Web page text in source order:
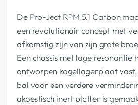
De Pro-Ject RPM 5.1 Carbon
een revolutionair concept met
afkomstig zijn van zijn grote
Een chassis met lage resonantie
ontworpen kogellagerplaat vast,
bal voor een verdere
akoestisch inert platter is